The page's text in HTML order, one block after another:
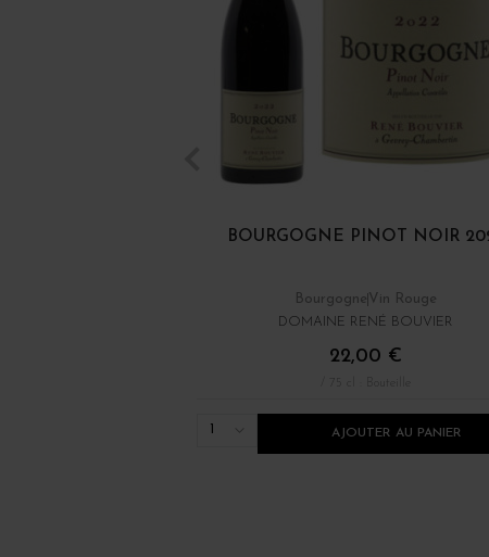
BOURGOGNE PINOT NOIR
Bourgogne Vin Rouge
DOMAINE RENÉ BOUVIER
22,00 €
AJOUTER AU PANIER